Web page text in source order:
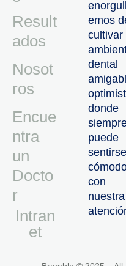
Result
ados
Nosot
ros
Encue
ntra
un
Docto
r
Intran
Et
emos
cultivar
dental
donde
puede
sentirse
con
nuestra